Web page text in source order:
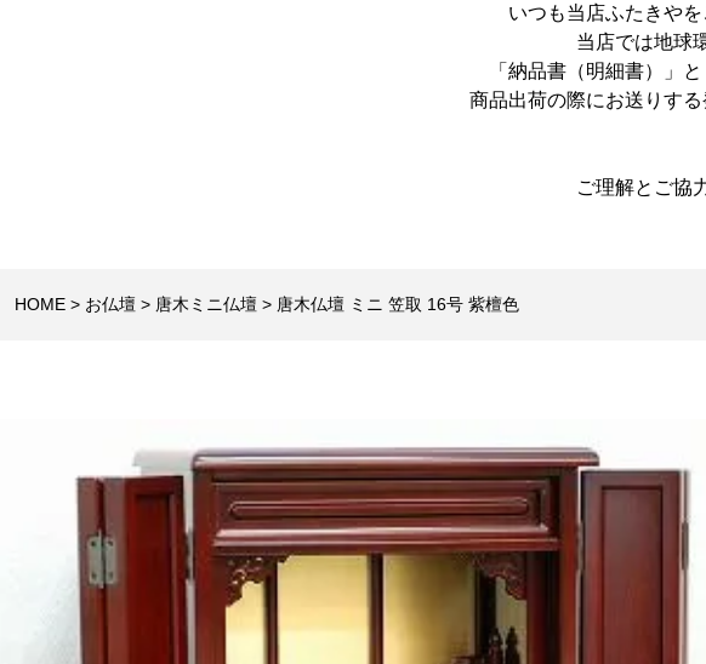
いつも当店ふたきや
当店では地球
「納品書（明細書）」
商品出荷の際にお送りす
ご理解とご協
HOME お仏壇 唐木ミニ仏壇 唐木仏壇 ミニ 笠取 16号 紫檀色